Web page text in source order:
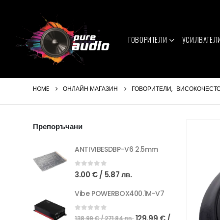
ГОВОРИТЕЛИ
HOME ОНЛАЙН МАГАЗИН ГОВОРИТЕЛИ,
Препоръчани
ANTIVIBESDBP-V6 2.5mm
0out of 5
3.00 €/ 5.87 лв.
Vibe POWERBOX400.1M-V7
0out of 5
138.99€/ 271.84 лв.Original